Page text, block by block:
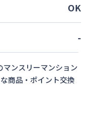
OK
-
マンスリーマンション
商品・ポイント交換